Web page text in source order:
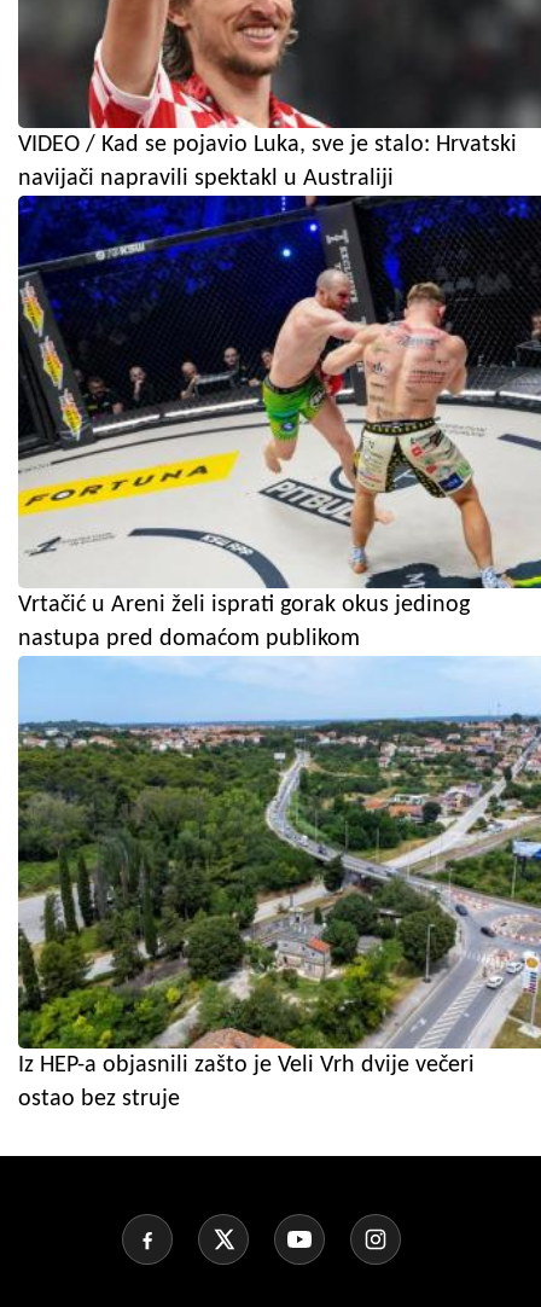
VIDEO / Kad se pojavio Luka, sve je stalo: Hrvatski
navijači napravili spektakl u Australiji
Vrtačić u Areni želi isprati gorak okus jedinog
nastupa pred domaćom publikom
Iz HEP-a objasnili zašto je Veli Vrh dvije večeri
ostao bez struje